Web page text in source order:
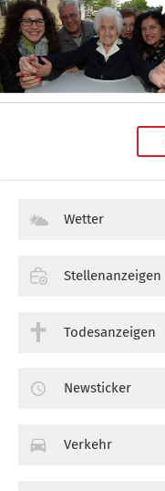
Wetter
Stellenanzeigen
Todesanzeigen
Newsticker
Verkehr